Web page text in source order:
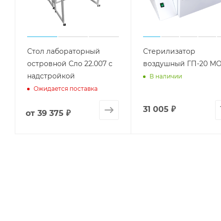
Стол лабораторный
островной Сло 22.007 с
надстройкой
Ожидается поставка
от 39 375 ₽
Стерилизатор
воздушный ГП-20 МО
В наличии
31 005 ₽